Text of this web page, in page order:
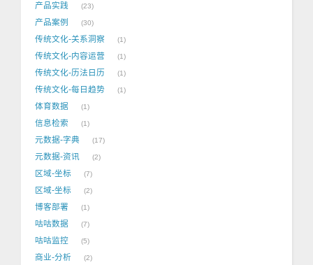
产品实践 23
产品案例 30
传统文化-关系洞察 1
传统文化-内容运营 1
传统文化-历法日历 1
传统文化-每日趋势 1
体育数据 1
信息检索 1
元数据-字典 17
元数据-资讯 2
区域-坐标 7
区域-坐标 2
博客部署 1
咕咕数据 7
咕咕监控 5
商业-分析 2